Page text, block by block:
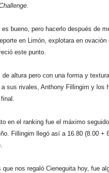
.
bueno, pero hacerlo después de
en Limón, explotara en
este punto.
altura pero con una forma y textura
sus rivales, Anthony Fillingim y
en el ranking fue el máximo
Fillingim llegó así a 16.80 (8.00
que nos regaló Cieneguita hoy, fue